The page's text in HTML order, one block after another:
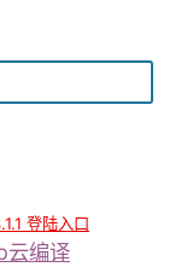
登陆入口
云编译